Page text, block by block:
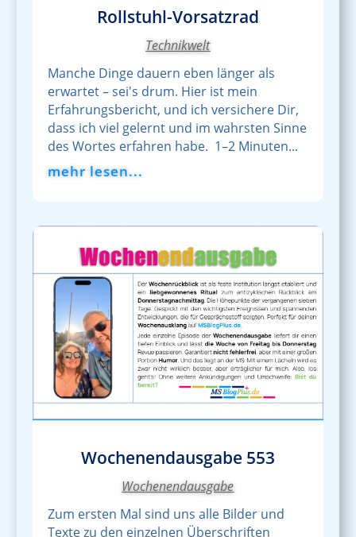
Rollstuhl-Vorsatzrad
Technikwelt
Manche Dinge dauern eben länger als
erwartet – sei's drum. Hier ist mein
Erfahrungsbericht, und ich versichere Dir,
dass ich viel gelernt und im wahrsten Sinne
des Wortes erfahren habe. 1–2 Minuten...
mehr lesen...
Wochenendausgabe 553
Wochenendausgabe
Zum ersten Mal sind uns alle Bilder und
Texte zu den einzelnen Überschriften